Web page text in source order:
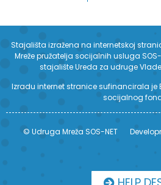
Stajališta izražena na internetskoj
Mreže pružatelja socijalnih usluga
stajalište Ureda za udruge
Izradu internet stranice sufinancirala je
socijalnog
© Udruga Mreža SOS-NET